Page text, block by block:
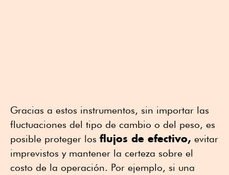
Gracias a estos instrumentos, sin importar las
fluctuaciones del tipo de cambio o del peso, es
posible proteger los flujos de efectivo, evitar
imprevistos y mantener la certeza sobre el
costo de la operación. Por ejemplo, si una